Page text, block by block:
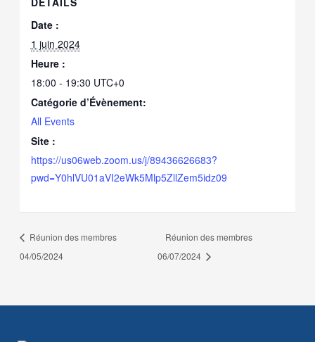
Date :
1 juin 2024
Heure :
18:00 - 19:30 UTC+0
Catégorie d’Évènement:
All Events
Site :
https://us06web.zoom.us/j/89436626683?
pwd=Y0hlVU01aVI2eWk5Mlp5ZllZem5idz09
Réunion des membres
04/05/2024
Réunion des membres
06/07/2024